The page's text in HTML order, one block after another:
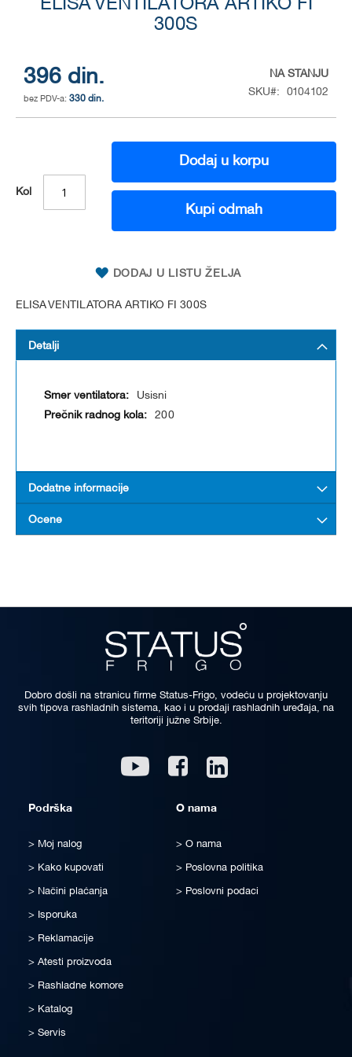
ELISA VENTILATORA ARTIKO FI
300S
396 din.
330 din.
NA STANJU
SKU
0104102
Kol
Dodaj u korpu
Kupi odmah
DODAJ U LISTU ŽELJA
ELISA VENTILATORA ARTIKO FI 300S
the
images
gallery
Detalji
Usisni
200
Dodatne informacije
Ocene
Dobro došli na stranicu firme Status-Frigo, vodeću u projektovanju
svih tipova rashladnih sistema, kao i u prodaji rashladnih uređaja, na
teritoriji južne Srbije.
Youtube Facebook
Podrška
Moj nalog
Kako kupovati
Načini plaćanja
Isporuka
Reklamacije
Atesti proizvoda
Rashladne komore
Katalog
Servis
O nama
O nama
Poslovna politika
Poslovni podaci